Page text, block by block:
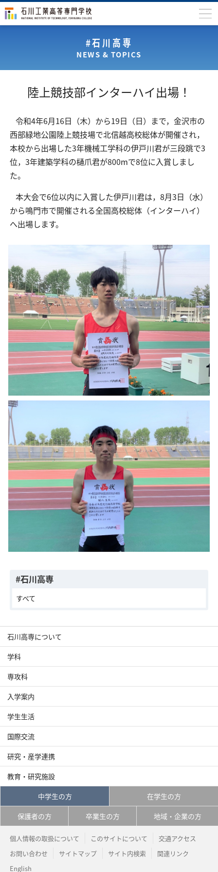
入学案内
学生生活
国際交流
研究・産学連携
教育・研究施設
中学生の方 在学生の方
保護者の方 卒業生の方 地域・企業の方
お問い合わせ
#石川高専
NEWS & TOPICS
陸上競技部インターハイ出場！
令和4年6月16日（木）から19日（日）まで，金沢市の
西部緑地公園陸上競技場で北信越高校総体が開催され，
本校から出場した3年機械工学科の伊戸川君が三段跳で3
位，3年建築学科の樋爪君が800mで8位に入賞しまし
た。
本大会で6位以内に入賞した伊戸川君は，8月3日（水）
から鳴門市で開催される全国高校総体（インターハイ）
へ出場します。
#石川高専
すべて
石川高専について
学科
専攻科
入学案内
学生生活
国際交流
研究・産学連携
教育・研究施設
中学生の方 在学生の方
保護者の方 卒業生の方 地域・企業の方
個人情報の取扱について このサイトについて
交通アクセス
お問い合わせ
サイトマップ サイト内検索
関連リンク
English